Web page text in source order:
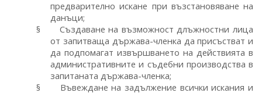
предварително искане при възстановяване на
данъци;
§
Създаване на възможност длъжностни лица
от запитваща държава-членка да присъстват и
да подпомагат извършването на действията в
административните и съдебни производства в
запитаната държава-членка;
§
Въвеждане на задължение всички искания и